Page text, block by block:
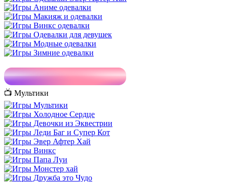
📺 Мультики